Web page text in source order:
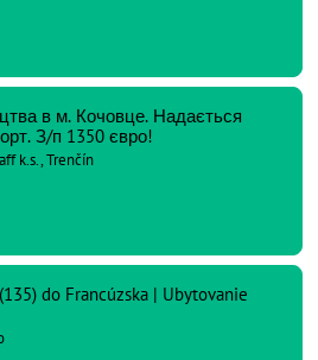
в м. Кочовце. Надається
З/п 1350 євро!
k.s., Trenčín
do Francúzska | Ubytovanie